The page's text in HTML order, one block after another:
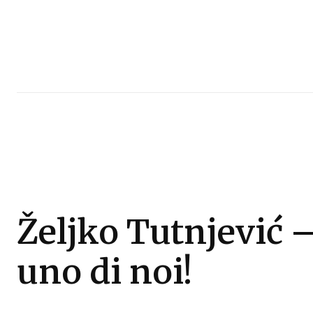
Željko Tutnjević
uno di noi!